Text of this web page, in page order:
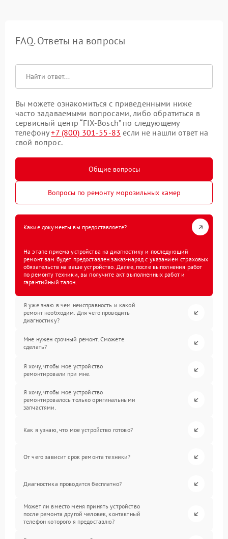
FAQ. Ответы на вопросы
Вы можете ознакомиться с приведенными ниже
часто задаваемыми вопросами, либо обратиться в
сервисный центр “FIX-Bosch” по следующему
телефону+7 (800) 301-55-83 если не нашли ответ на
свой вопрос.
Общие вопросы
Вопросы по ремонту морозильных камер
Какие документы вы предоставляете?
На этапе приема устройства на диагностику и последующий
ремонт вам будет предоставлен заказ-наряд с указанием страховых
обязательств на ваше устройство. Далее, после выполнения работ
по ремонту техники, вы получите акт выполненных работ и
гарантийный талон.
Я уже знаю в чем неисправность и какой
ремонт необходим. Для чего проводить
диагностику?
Мне нужен срочный ремонт. Сможете
сделать?
Я хочу, чтобы мое устройство
ремонтировали при мне.
Я хочу, чтобы мое устройство
ремонтировалось только оригинальными
запчастями.
Как я узнаю, что мое устройство готово?
От чего зависит срок ремонта техники?
Диагностика проводится бесплатно?
Может ли вместо меня принять устройство
после ремонта другой человек, контактный
телефон которого я предоставлю?